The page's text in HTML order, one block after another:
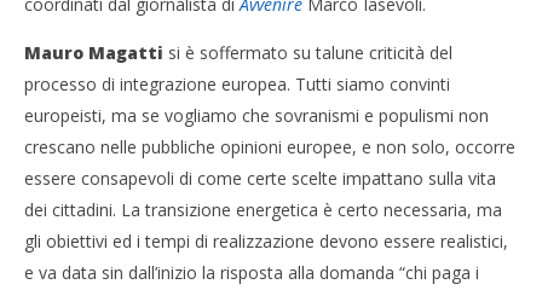
Mauro Magatti si è soffermato su talune criticità del
processo di integrazione europea. Tutti siamo convinti
europeisti, ma se vogliamo che sovranismi e populismi non
crescano nelle pubbliche opinioni europee, e non solo, occorre
essere consapevoli di come certe scelte impattano sulla vita
dei cittadini. La transizione energetica è certo necessaria, ma
gli obiettivi ed i tempi di realizzazione devono essere realistici,
e va data sin dall’inizio la risposta alla domanda “chi paga i